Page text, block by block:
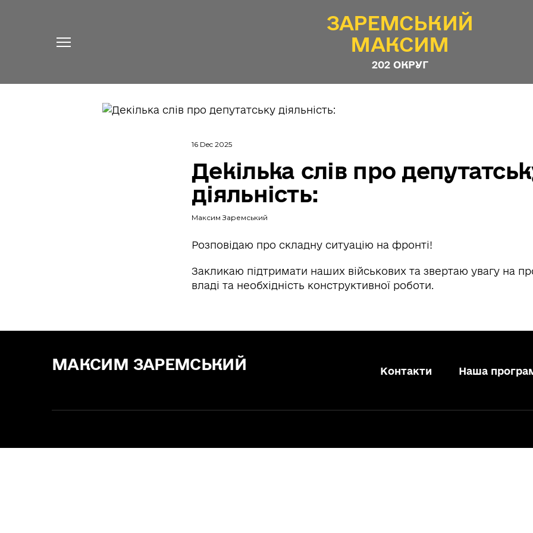
ЗАРЕМСЬКИЙ
МАКСИМ
202 ОКРУГ
16 Dec 2025
Декілька слів про
діяльність:
Максим Заремський
Розповідаю про складну ситуацію на фронті!
Закликаю підтримати наших військових та звертаю увагу на
владі та необхідність конструктивної роботи.
МАКСИМ ЗАРЕМСЬКИЙ Контакти Наша